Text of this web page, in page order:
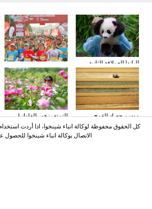
انطلاق الدورة الأولى
لنصف ماراثون في جبل
دانشيا في مقاطعة
قوانغدونغ
الباندا العملاقة الثانية
المولودة في ماليزيا تظهر
أمام الجماهير لأول مرة
التمتع بزهور الفاوانيا
العشبية الصينية فى
مقاطعة شاندونغ
موسم حصاد القمح
الصيفي يبدأ في مقاطعة
شنشي
كل الحقوق محفوظة لوكالة انباء شينخوا، اذا أردت
الاتصال بوكالة انباء شينخوا